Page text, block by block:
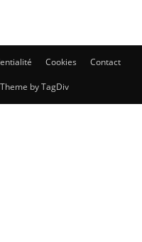
Cookies Contact
by TagDiv